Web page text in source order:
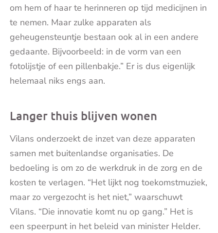
om hem of haar te herinneren op tijd medicijnen in
te nemen. Maar zulke apparaten als
geheugensteuntje bestaan ook al in een andere
gedaante. Bijvoorbeeld: in de vorm van een
fotolijstje of een pillenbakje.” Er is dus eigenlijk
helemaal niks engs aan.
Langer thuis blijven wonen
Vilans onderzoekt de inzet van deze apparaten
samen met buitenlandse organisaties. De
bedoeling is om zo de werkdruk in de zorg en de
kosten te verlagen. “Het lijkt nog toekomstmuziek,
maar zo vergezocht is het niet,” waarschuwt
Vilans. “Die innovatie komt nu op gang.” Het is
een speerpunt in het beleid van minister Helder.